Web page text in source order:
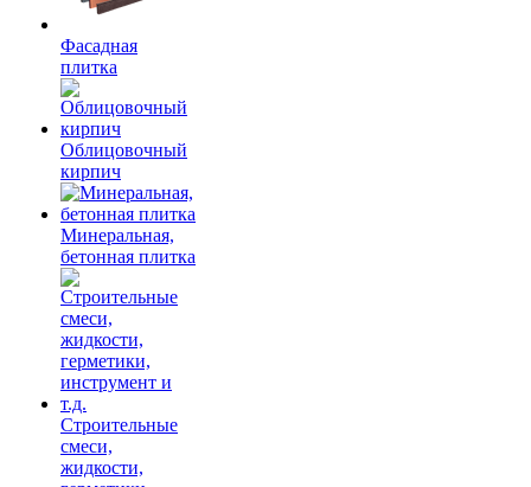
Фасадная
плитка
Облицовочный
кирпич
Минеральная,
бетонная плитка
Строительные
смеси,
жидкости,